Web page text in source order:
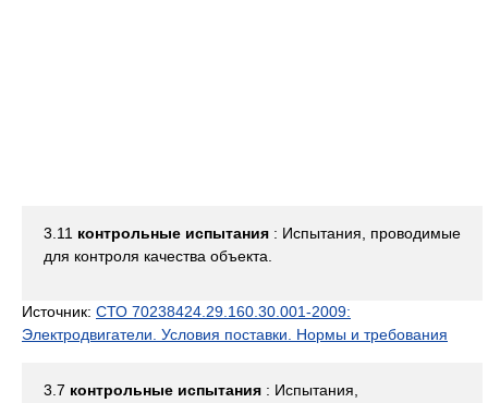
3.11 контрольные испытания : Испытания, проводимые
для контроля качества объекта.
Источник: СТО 70238424.29.160.30.001-2009:
Электродвигатели. Условия поставки. Нормы и требования
3.7 контрольные испытания : Испытания,